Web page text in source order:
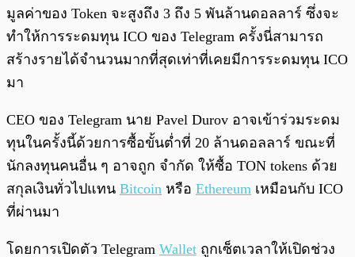
มูลค่าของ Token จะสูงถึง 3 ถึง 5 พันล้านดอลลาร์ ซึ่งจะ
ทำให้การระดมทุน ICO ของ Telegram ครั้งนี่สามารถ
สร้างรายได้จำนวนมากที่สุดเท่าที่เคยมีการระดมทุน ICO
มา
CEO ของ Telegram นาย Pavel Durov อาจเข้าร่วมระดม
ทุนในครั้งนี้ด้วยการซื้อขั้นต่ำที่ 20 ล้านดอลลาร์ ขณะที่
นักลงทุนคนอื่น ๆ อาจถูก จำกัด ให้ซื้อ TON tokens ด้วย
สกุลเงินทั่วไปแทน Bitcoin หรือ Ethereum เหมือนกับ ICO
ที่ผ่านมา
โดยการเปิดตัว Telegram Wallet ถูกเซ็ตเวลาให้เปิดช่วง